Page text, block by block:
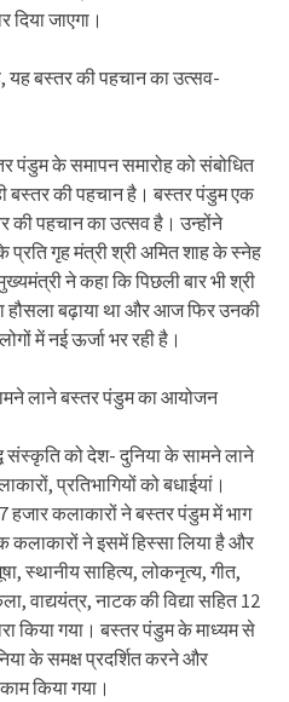
दिया जाएगा।
बस्तर की पहचान का उत्सव-
पंडुम के समापन समारोह को संबोधित
बस्तर की पहचान है। बस्तर पंडुम एक
पहचान का उत्सव है। उन्होंने
गृह मंत्री श्री अमित शाह के स्नेह
ने कहा कि पिछली बार भी श्री
हौसला बढ़ाया था और आज फिर उनकी
में नई ऊर्जा भर रही है।
लाने बस्तर पंडुम का आयोजन
संस्कृति को देश- दुनिया के सामने लाने
प्रतिभागियों को बधाईयां।
हजार कलाकारों ने बस्तर पंडुम में भाग
कलाकारों ने इसमें हिस्सा लिया है और
स्थानीय साहित्य, लोकनृत्य, गीत,
वाद्ययंत्र, नाटक की विद्या सहित 12
किया गया। बस्तर पंडुम के माध्यम से
के समक्ष प्रदर्शित करने और
किया गया।